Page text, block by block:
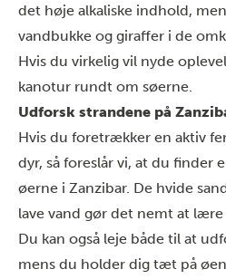
det høje alkaliske indhold,
vandbukke og giraffer i de
Hvis du virkelig vil nyde
kanotur rundt om søerne.
Udforsk strandene på
Hvis du foretrækker en aktiv
dyr, så foreslår vi, at du finder
øerne i Zanzibar. De hvide
lave vand gør det nemt at lære
Du kan også leje både til at
mens du holder dig tæt på